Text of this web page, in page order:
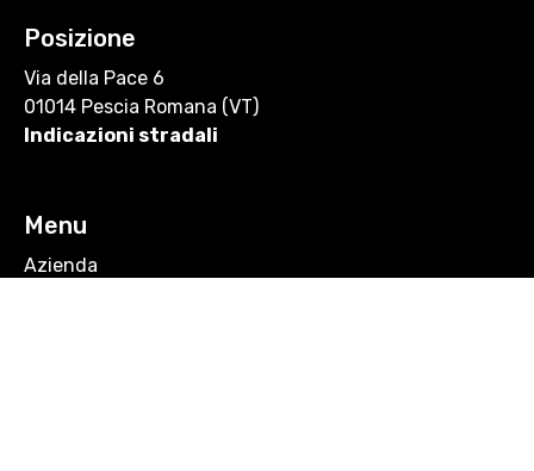
Posizione
Via della Pace 6
01014 Pescia Romana (VT)
Indicazioni stradali
Menu
Azienda